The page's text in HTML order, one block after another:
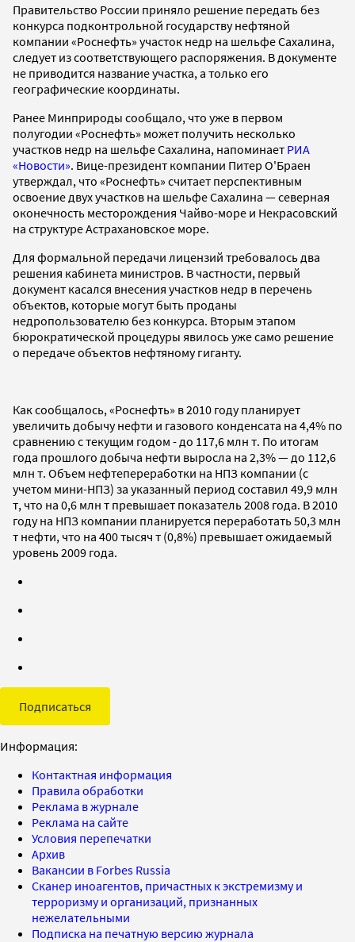
Правительство России приняло решение передать без
конкурса подконтрольной государству нефтяной
компании «Роснефть» участок недр на шельфе Сахалина,
следует из соответствующего распоряжения. В документе
не приводится название участка, а только его
географические координаты.
Ранее Минприроды сообщало, что уже в первом
полугодии «Роснефть» может получить несколько
участков недр на шельфе Сахалина, напоминает РИА
«Новости». Вице-президент компании Питер О'Браен
утверждал, что «Роснефть» считает перспективным
освоение двух участков на шельфе Сахалина — северная
оконечность месторождения Чайво-море и Некрасовский
на структуре Астрахановское море.
Для формальной передачи лицензий требовалось два
решения кабинета министров. В частности, первый
документ касался внесения участков недр в перечень
объектов, которые могут быть проданы
недропользователю без конкурса. Вторым этапом
бюрократической процедуры явилось уже само решение
о передаче объектов нефтяному гиганту.
Как сообщалось, «Роснефть» в 2010 году планирует
увеличить добычу нефти и газового конденсата на 4,4% по
сравнению с текущим годом - до 117,6 млн т. По итогам
года прошлого добыча нефти выросла на 2,3% — до 112,6
млн т. Объем нефтепереработки на НПЗ компании (с
учетом мини-НПЗ) за указанный период составил 49,9 млн
т, что на 0,6 млн т превышает показатель 2008 года. В 2010
году на НПЗ компании планируется переработать 50,3 млн
т нефти, что на 400 тысяч т (0,8%) превышает ожидаемый
уровень 2009 года.
Подписаться
Информация:
Контактная информация
Правила обработки
Реклама в журнале
Реклама на сайте
Условия перепечатки
Архив
Вакансии в Forbes Russia
Сканер иноагентов, причастных к экстремизму и
терроризму и организаций, признанных
нежелательными
Подписка на печатную версию журнала